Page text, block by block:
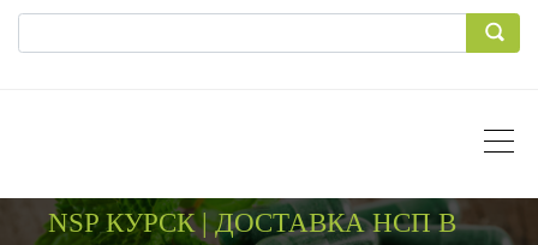
NSP КУРСК | ДОСТАВКА НСП В